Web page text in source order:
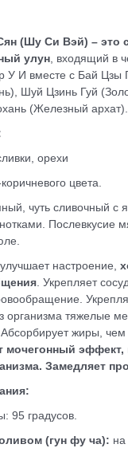
(Шу Си Вэй) – это
улун, входящий в
У И вместе с Бай Цзы
Шуй Цзинь Гуй
(Железный архат).
орехи
цвета.
чуть сливочный с
Послевкусие
настроение,
. Укрепляет
организма тяжелые
жиры, чем
мочегонный
Замедляет
95 градусов.
(гун фу ча):